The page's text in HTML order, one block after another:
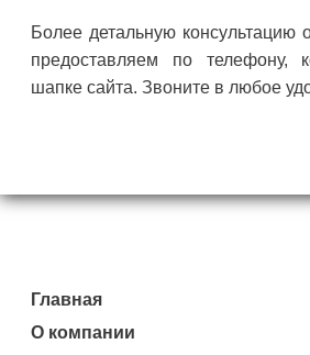
Более детальную консультацию
предоставляем по телефону,
шапке сайта. Звоните в любое
Главная
О компании